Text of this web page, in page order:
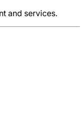
and services.